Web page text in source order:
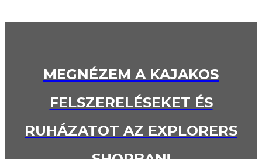
MEGNÉZEM A KAJAKOS
FELSZERELÉSEKET ÉS
RUHÁZATOT AZ EXPLORERS